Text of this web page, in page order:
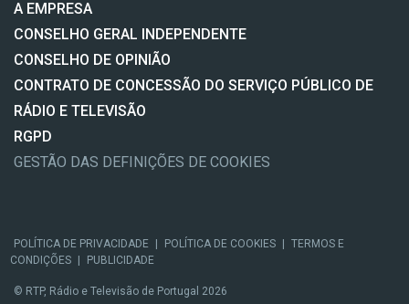
A EMPRESA
CONSELHO GERAL INDEPENDENTE
CONSELHO DE OPINIÃO
CONTRATO DE CONCESSÃO DO SERVIÇO PÚBLICO DE
RÁDIO E TELEVISÃO
RGPD
GESTÃO DAS DEFINIÇÕES DE COOKIES
POLÍTICA DE PRIVACIDADE POLÍTICA DE COOKIES
TERMOS E
CONDIÇÕES
PUBLICIDADE
© RTP, Rádio e Televisão de Portugal 2026